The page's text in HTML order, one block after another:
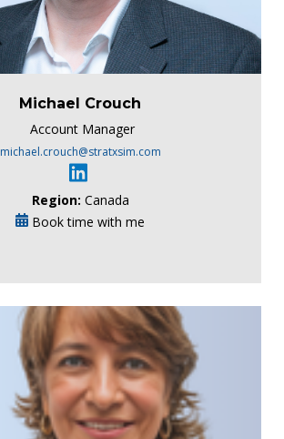
Michael Crouch
Account Manager
michael.crouch@stratxsim.com
Region: Canada
Book time with me